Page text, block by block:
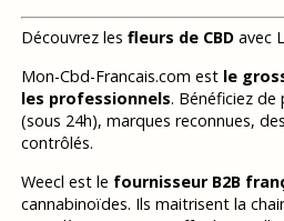
Découvrez les fleurs de CBDavec
Mon-Cbd-Francais.com est le
les professionnels. Bénéficiez de
(sous 24h), marques reconnues,
contrôlés.
Weecl est le fournisseur B2B
cannabinoïdes. Ils maitrisent la